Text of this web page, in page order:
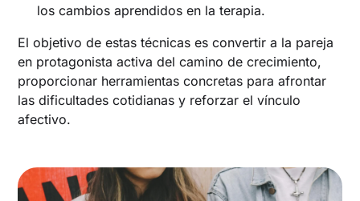
los cambios aprendidos en la terapia.
El objetivo de estas técnicas es convertir a la pareja
en protagonista activa del camino de crecimiento,
proporcionar herramientas concretas para afrontar
las dificultades cotidianas y reforzar el vínculo
afectivo.